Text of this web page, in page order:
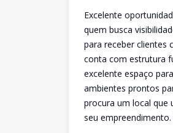
Excelente
quem busca
para receber clientes
conta com estrutura
excelente espaço
ambientes prontos
procura um local que
seu